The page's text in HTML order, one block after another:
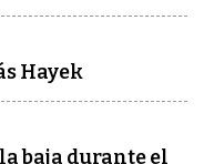
Hayek
baja durante el